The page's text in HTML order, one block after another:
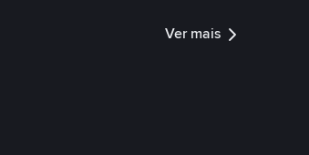
Ver mais